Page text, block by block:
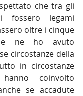
che tra gli
fossero legami
oltre i cinque
e ne ho avuto
circostanze della
in circostanze
coinvolto
se accadute